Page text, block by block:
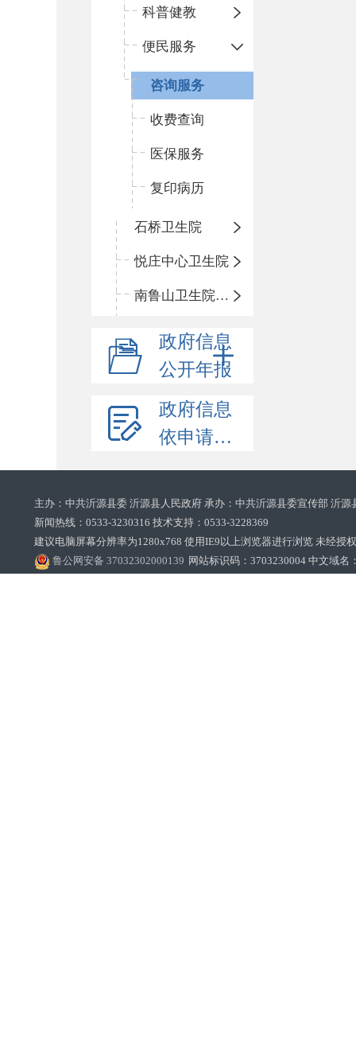
科普健教
便民服务
咨询服务
收费查询
医保服务
复印病历
石桥卫生院
悦庄中心卫生院
南鲁山卫生院三岔分院
政府信息
公开年报
政府信息
依申请公开
主办：中共沂源县委 沂源县人民政府 承办：中共沂源县委宣传部 沂
新闻热线：0533-3230316 技术支持：0533-3228369‌‌
建议电脑屏幕分辨率为1280x768 使用IE9以上浏览器进行浏览 未经授
鲁公网安备 37032302000139 网站标识码：3703230004 中文域名